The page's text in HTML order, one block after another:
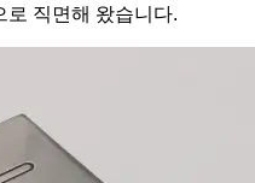
직면해 왔습니다.